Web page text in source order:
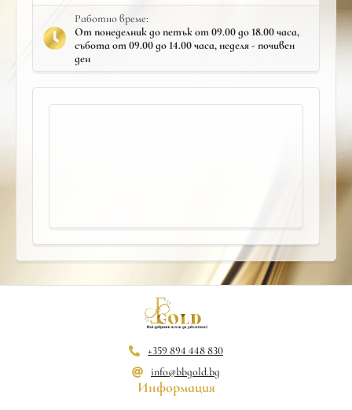
Работно време:
От понеделник до петък от 09.00 до 18.00 часа,
събота от 09.00 до 14.00 часа, неделя - почивен
ден
+359 894 448 830
info@bbgold.bg
Информация